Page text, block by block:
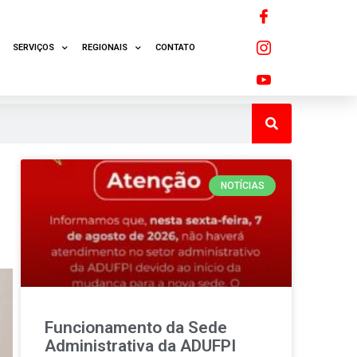
SERVIÇOS REGIONAIS CONTATO
NOTÍCIAS
Funcionamento da Sede
Administrativa da ADUFPI